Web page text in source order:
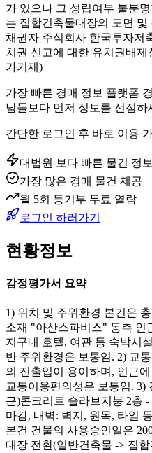
가 있으나 그 성립여부 불분
는 집합건축물대장의 도면 및
채권자 주식회사 한국투자저
치권 신고에 대한 유치권배제
가기재)
가장 빠른 경매 정보 플랫폼
남들보다 먼저 정보를 선점하
간단한 로그인 후 바로 이용
대법원 보다 빠른 물건 정보
가장 많은 경매 물건 제공
월 5회 등기부 무료 열람
로그인 하러가기
현황정보
감정평가서 요약
1) 위치 및 주위환경 본건은
소재 "아산스파비스" 동측 인
지구내 호텔, 여관 등 숙박시
반 주위환경은 보통임. 2) 교
의 진출입이 용이하며, 인근
교통이용편의성은 보통임. 3)
근)콘크리트 슬라브지붕 2층
마감, 내벽: 벽지, 원목, 타일
본건 건물의 사용승인일은
대장 전환(일반건축물 -> 집